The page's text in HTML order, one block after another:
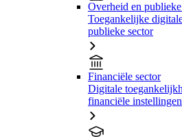
Overheid en
Toegankelijke
publieke sector
Financiële sector
Digitale
financiële instellingen